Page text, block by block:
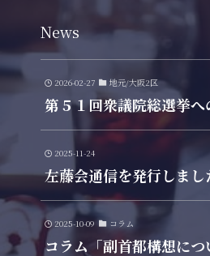
News
2026-02-27 地元/大阪2区
第５１回衆議院総選挙
2025-11-24
左藤会通信を発行しまし
2025-10-09 コラム
コラム「副首都構想に